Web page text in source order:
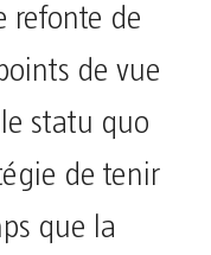
refonte de
de vue
statu quo
de tenir
que la